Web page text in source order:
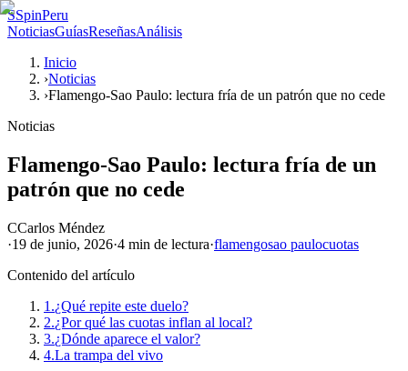
SSpinPeru
NoticiasGuíasReseñasAnálisis
Inicio
›Noticias
›Flamengo-Sao Paulo: lectura fría de un patrón que no cede
Noticias
Flamengo-Sao Paulo: lectura fría de un
patrón que no cede
CCarlos Méndez
·19 de junio, 2026·4 min de lectura·flamengosao paulocuotas
Contenido del artículo
1.¿Qué repite este duelo?
2.¿Por qué las cuotas inflan al local?
3.¿Dónde aparece el valor?
4.La trampa del vivo